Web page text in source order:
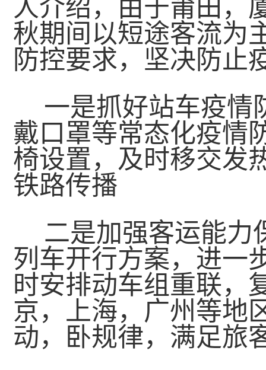
人介绍，由于莆田，
秋期间以短途客流为
防控要求，坚决防止
一是抓好站车疫情
戴口罩等常态化疫情
椅设置，及时移交发
铁路传播
二是加强客运能力
列车开行方案，进一
时安排动车组重联，
京，上海，广州等地
动，卧规律，满足旅